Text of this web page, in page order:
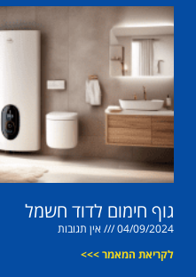
גוף חימום לדוד חשמל
04/09/2024
אין תגובות
לקריאת המאמר >>>